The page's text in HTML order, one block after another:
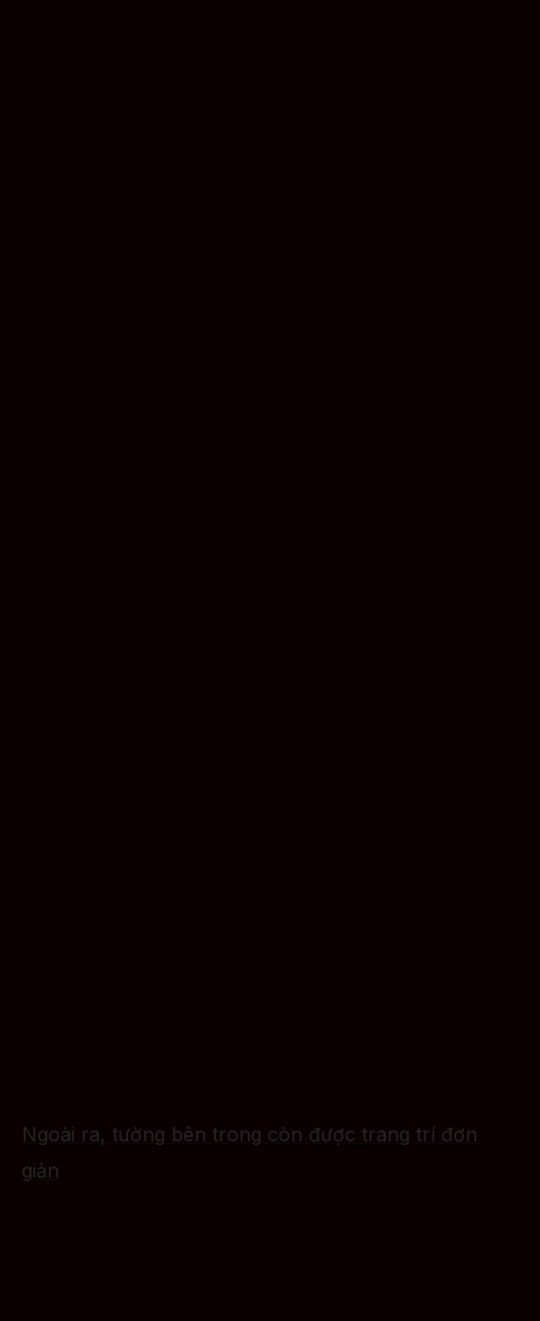
Ngoài ra, tường bên trong còn được trang trí đơn
giản